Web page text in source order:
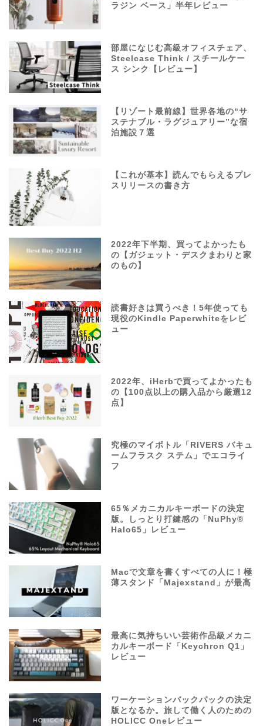
ラジン ベース」半年レビュー
部屋になじむ高級オフィスチェア、
Steelcase Think / スチールケー
ス シンク【レビュー】
【リゾート最前線】世界各地の“サ
ステナブル・ラグジュアリー”な宿
泊施設７選
【これが基本】読んでもらえるプレ
スリリースの書き方
2022年下半期、買ってよかったも
の【ガジェット・デスクまわりと家
のもの】
読書好きは買うべき！5年使っても
現役のKindle Paperwhiteをレビ
ュー
2022年、iHerbで買ってよかったも
の【100点以上の購入品から厳選12
点】
究極のマイボトル「RIVERS バキュ
ームフラスク ステム」でエコライ
フ
65％メカニカルキーボードの決定
版。しっとり打鍵感の「NuPhy®
Halo65」レビュー
Macで文章を書くすべての人に！極
薄スタンド「Majexstand」が最高
最高に気持ちいい芸術作品級メカニ
カルキーボード「Keychron Q1」
レビュー
ワーケーションバックパックの決定
版となるか。旅して働く人のための
HOLICC Oneレビュー